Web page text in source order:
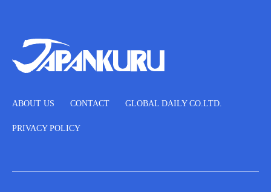
ABOUT US CONTACT GLOBAL DAILY CO.LTD.
PRIVACY POLICY